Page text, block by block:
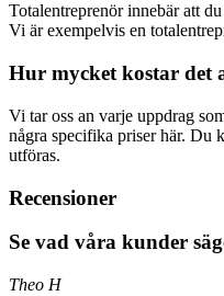
Totalentreprenör innebär att
Vi är exempelvis en
Hur mycket kostar det
Vi tar oss an varje uppdrag
några specifika priser här. Du
utföras.
Recensioner
Se vad våra kunder
Theo H